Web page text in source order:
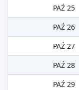
PAŹ 25
PAŹ 26
PAŹ 27
PAŹ 28
PAŹ 29